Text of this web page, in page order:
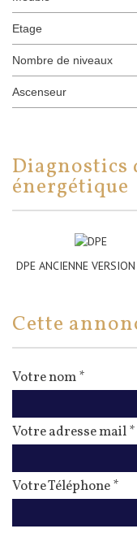
Etage
Nombre de niveaux
Ascenseur
diagnostics de performance
énergétique
DPE ANCIENNE VERSION
cette
Votre nom *
Votre adresse mail *
Votre Téléphone *